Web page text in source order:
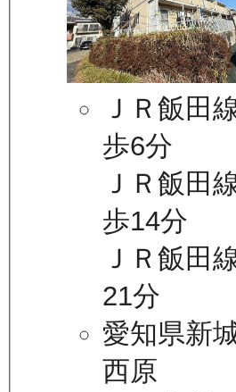
ＪＲ飯田
歩6分
ＪＲ飯田
歩14分
ＪＲ飯田
21分
愛知県新
西原